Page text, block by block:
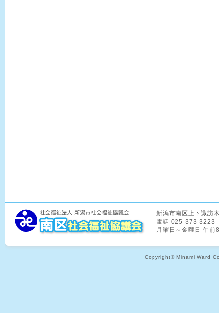
新潟市南区上下諏訪
電話 025-373-3223
月曜日～金曜日 午
Copyright© Minami Ward